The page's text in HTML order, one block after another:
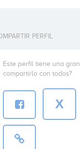
PERFIL
Este perfil tiene una
compartirlo con todos?
X